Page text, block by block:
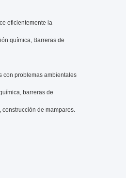
eficientemente la
química, Barreras de
con problemas ambientales
barreras de
de mamparos.